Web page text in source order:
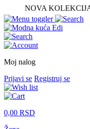
NOVA KOLEKCIJA
Moj nalog
Prijavi se Registruj se
0,00 RSD